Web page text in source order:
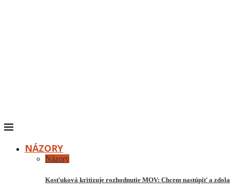
NÁZORY
Názory
Kosťuková kritizuje rozhodnutie MOV: Chcem nastúpiť a